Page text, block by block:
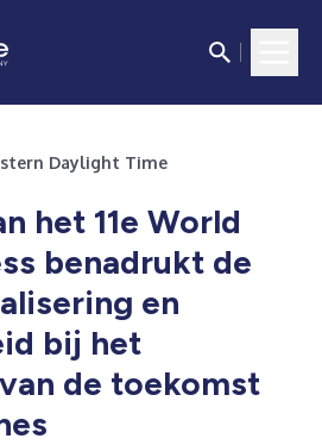
Daylight Time
het 11e World
benadrukt de
en
bij het
de toekomst